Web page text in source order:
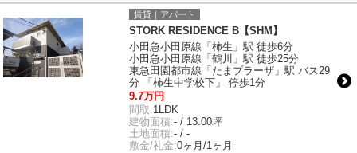
賃貸｜アパート
STORK RESIDENCE B【SHM】
小田急小田原線「柿生」駅 徒歩6分
小田急小田原線「鶴川」駅 徒歩25分
東急田園都市線「たまプラーザ」駅 バス29
分 「柿生中学校下」 停歩1分
9.7万円
間取:1LDK
建物面積:- / 13.00坪
土地面積:- / -
敷金/礼金:0ヶ月/1ヶ月